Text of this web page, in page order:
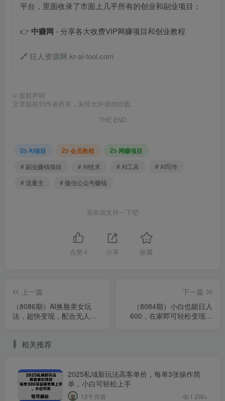
平台，里面收录了市面上几乎所有的创业和副业项目：
👉 中赚网 - 分享各大收费VIP网赚项目和创业教程
🔗 狂人资源网 kr-ai-tool.com
© 版权声明
文章版权归作者所有，未经允许请勿转载。
THE END
AI项目 会员教程
网赚项目
# 副业赚钱项目
# AI技术 # AI工具
# AI写作
# 流量主
# 微信公众号赚钱
喜欢就支持一下吧
点赞 4 分享 收藏
上一篇
（8086期）AI换脸美女玩
法，超快变现，配合无人直
下一篇
（8084期）小白也能日入
600，在家即可轻松变现，
相关推荐
2025私域新玩法高客单价，每单3张操作简
单，小白可轻松上手
12个月前 1.2W+